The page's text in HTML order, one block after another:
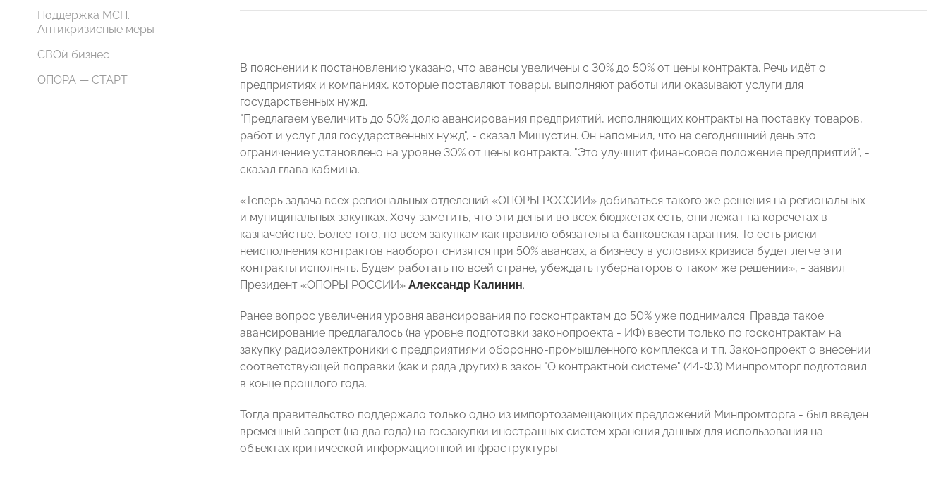
Поддержка МСП.
Антикризисные меры
СВОй бизнес
ОПОРА — СТАРТ
В пояснении к постановлению указано, что авансы увеличены с 30% до 50% от цены контракта. Речь идёт о
предприятиях и компаниях, которые поставляют товары, выполняют работы или оказывают услуги для
государственных нужд.
"Предлагаем увеличить до 50% долю авансирования предприятий, исполняющих контракты на поставку товаров,
работ и услуг для государственных нужд", - сказал Мишустин. Он напомнил, что на сегодняшний день это
ограничение установлено на уровне 30% от цены контракта. "Это улучшит финансовое положение предприятий", -
сказал глава кабмина.
«Теперь задача всех региональных отделений «ОПОРЫ РОССИИ» добиваться такого же решения на региональных
и муниципальных закупках. Хочу заметить, что эти деньги во всех бюджетах есть, они лежат на корсчетах в
казначействе. Более того, по всем закупкам как правило обязательна банковская гарантия. То есть риски
неисполнения контрактов наоборот снизятся при 50% авансах, а бизнесу в условиях кризиса будет легче эти
контракты исполнять. Будем работать по всей стране, убеждать губернаторов о таком же решении», - заявил
Президент «ОПОРЫ РОССИИ» Александр Калинин.
Ранее вопрос увеличения уровня авансирования по госконтрактам до 50% уже поднимался. Правда такое
авансирование предлагалось (на уровне подготовки законопроекта - ИФ) ввести только по госконтрактам на
закупку радиоэлектроники с предприятиями оборонно-промышленного комплекса и т.п. Законопроект о внесении
соответствующей поправки (как и ряда других) в закон "О контрактной системе" (44-ФЗ) Минпромторг подготовил
в конце прошлого года.
Тогда правительство поддержало только одно из импортозамещающих предложений Минпромторга - был введен
временный запрет (на два года) на госзакупки иностранных систем хранения данных для использования на
объектах критической информационной инфраструктуры.